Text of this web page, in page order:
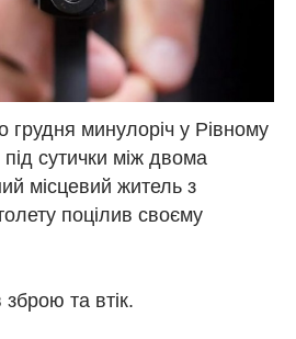
грудня минулоріч у Рівному
сутички між двома
місцевий житель з
поцілив своєму
та втік.